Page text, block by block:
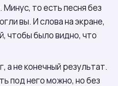
то есть песня без
вы. И слова на экране,
чтобы было видно, что
а не конечный результат.
под него можно, но без